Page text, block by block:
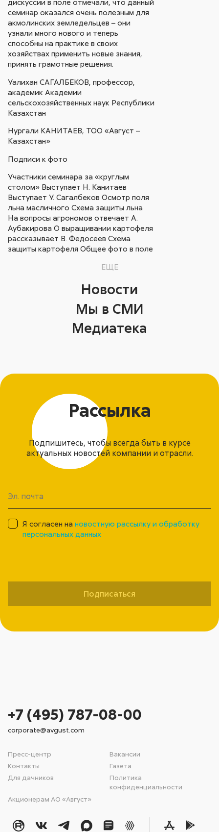
семинар оказался очень полезным для
акмолинских земледельцев – они
узнали много нового и теперь
способны на практике в своих
хозяйствах применить новые знания,
принять грамотные решения.
Уалихан САГАЛБЕКОВ, профессор,
академик Академии
сельскохозяйственных наук Республики
Казахстан
Нургали КАНИТАЕВ, ТОО «Август –
Казахстан»
Подписи к фото
Участники семинара за «круглым
столом» Выступает Н. Канитаев
Выступает У. Сагалбеков Осмотр поля
льна масличного Схема защиты льна
На вопросы агрономов отвечает А.
Аубакирова О выращивании картофеля
рассказывает В. Федосеев Схема
защиты картофеля Общее фото в поле
ЕЩЕ
Новости
Мы в СМИ
Медиатека
Рассылка
Подпишитесь, чтобы всегда быть в курсе
актуальных новостей компании и отрасли.
Я согласен нановостную рассылку и обработку
персональных данных
Подписаться
Пресс-центр
Вакансии
Контакты
Газета
Для дачников
Политика
конфиденциальности
Акционерам АО «Август»
+7 (495) 787-08-00
corporate@avgust.com